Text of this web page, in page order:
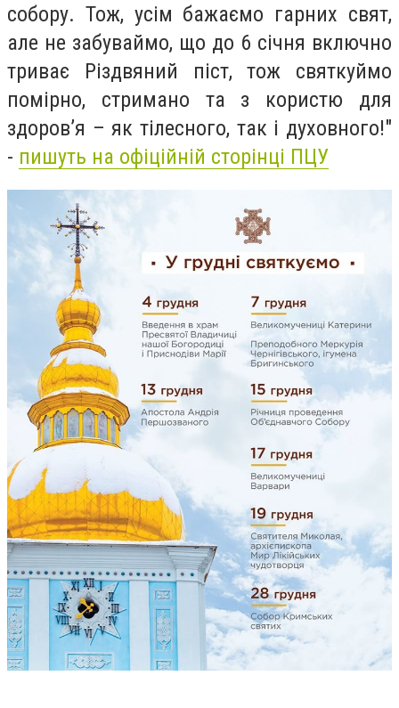
собору. Тож, усім бажаємо гарних свят,
але не забуваймо, що до 6 січня включно
триває Різдвяний піст, тож святкуймо
помірно, стримано та з користю для
здоров’я – як тілесного, так і духовного!"
- пишуть на офіційній сторінці ПЦУ